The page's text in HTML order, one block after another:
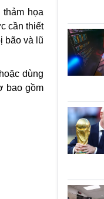
họa
cần thiết
bão và lũ
dùng
bao gồm